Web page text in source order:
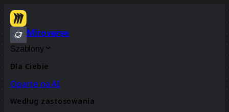
Miroverse
Szablony
Dla Ciebie
Oparte na AI
Według zastosowania